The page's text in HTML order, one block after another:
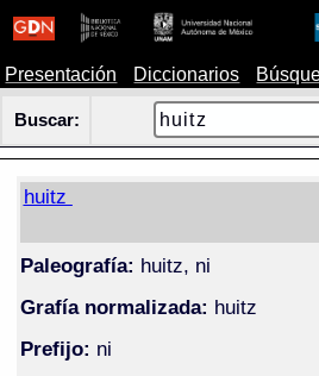
Presentación Diccionarios
Buscar:
huitz
Paleografía: huitz, ni
Grafía normalizada: huitz
Prefijo: ni